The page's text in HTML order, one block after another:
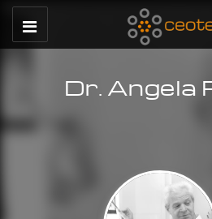
Dr. Angela